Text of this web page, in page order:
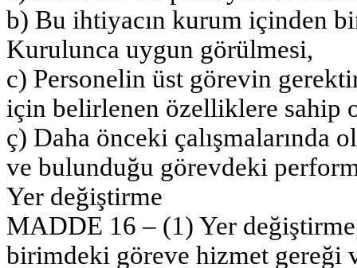
b) Bu ihtiyacın kurum içinden
Kurulunca uygun görülmesi,
c) Personelin üst görevin
için belirlenen özelliklere sahip
ç) Daha önceki çalışmalarında
ve bulunduğu görevdeki
Yer değiştirme
MADDE 16 – (1) Yer
birimdeki göreve hizmet gereği